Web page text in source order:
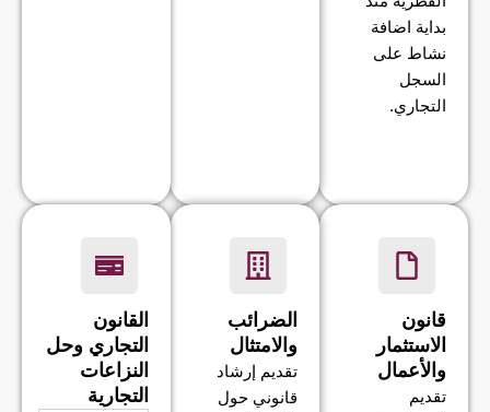
بداية اضافة
نشاط على
السجل
التجاري.
قانون
الاستثمار
والأعمال
تقديم
الضرائب
والامتثال
تقديم إرشاد
قانوني حول
القانون
التجاري وحل
النزاعات
التجارية